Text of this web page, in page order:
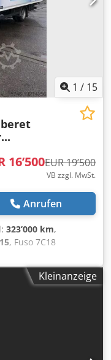
der Sitzplätze im
– Elektrische
wenden Sie sich
Dsdpfx Aozr E Uhof
1 / 15
16’500EUR 19’500
VB zzgl. MwSt.
Anrufen
323’000 km,
, Fuso 7C18
Kühlmaschine,
•
• ABS
• ZV •
• el. FH. •
• 12
Kleinanzeige